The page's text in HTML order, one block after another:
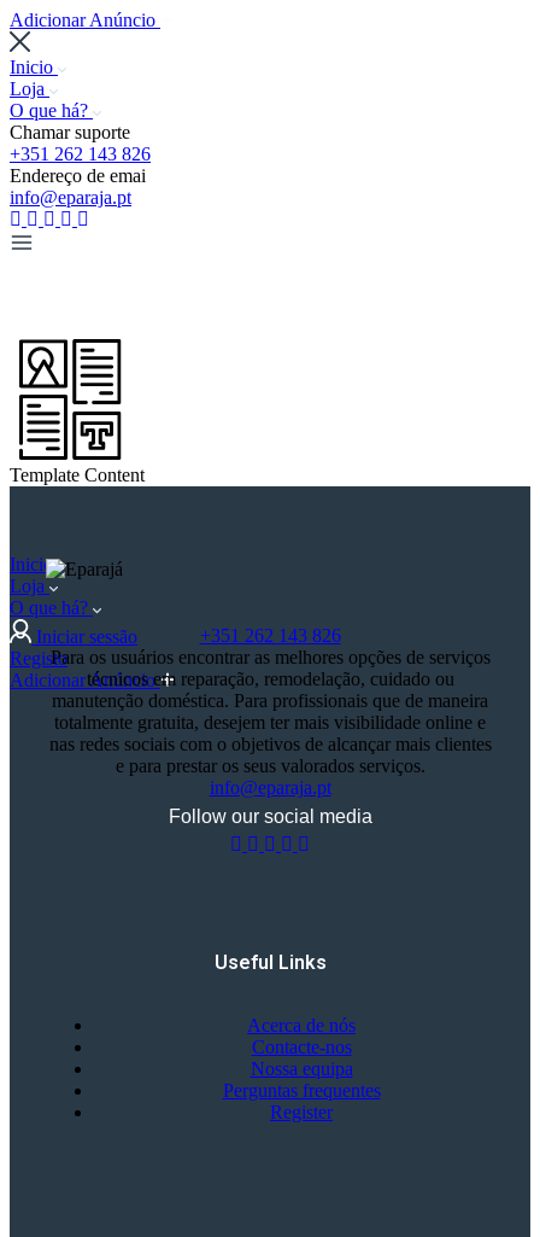
Adicionar Anúncio
Inicio
Loja
O que há?
Chamar suporte
+351 262 143 826
Endereço de emai
info@eparaja.pt
Inicio
Loja
O que há?
Iniciar sessão
Registo
Adicionar Anúncio
Template Content
+351 262 143 826
Para os usuários encontrar as melhores opções de serviços
técnicos em reparação, remodelação, cuidado ou
manutenção doméstica. Para profissionais que de maneira
totalmente gratuita, desejem ter mais visibilidade online e
nas redes sociais com o objetivos de alcançar mais clientes
e para prestar os seus valorados serviços.
info@eparaja.pt
Follow our social media
Useful Links
Acerca de nós
Contacte-nos
Nossa equipa
Perguntas frequentes
Register